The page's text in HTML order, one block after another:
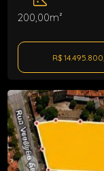
200,00m²
R$